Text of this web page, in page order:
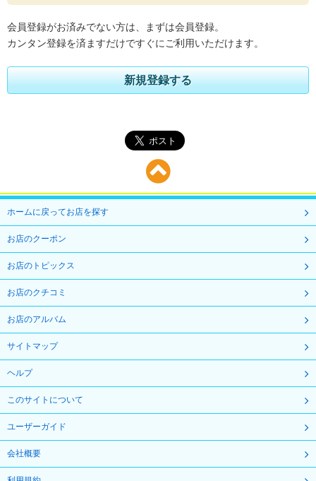
会員登録がお済みでない方は、まずは会員登録。
カンタン登録を済ますだけですぐにご利用いただけます。
新規登録する
ホームに戻ってお店を探す
お店のクーポン
お店のトピックス
お店のクチコミ
お店のアルバム
サイトマップ
ヘルプ
このサイトについて
ユーザーガイド
会社概要